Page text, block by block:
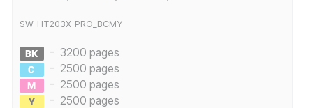
SW-HT203X-PRO_BCMY
- 3200 pages
- 2500 pages
- 2500 pages
- 2500 pages